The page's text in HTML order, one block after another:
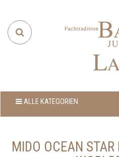
ALLE KATEGORIEN
MIDO OCEAN